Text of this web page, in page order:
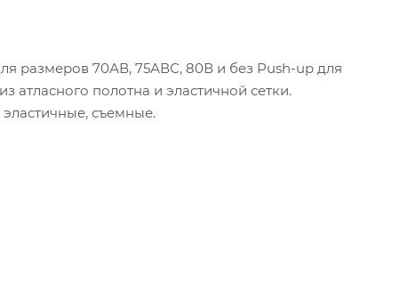
размеров 70АВ, 75АВС, 80В и без Push-up для
атласного полотна и эластичной сетки.
съемные.